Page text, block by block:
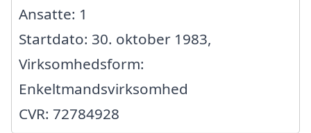
Ansatte: 1
Startdato: 30. oktober 1983,
Virksomhedsform:
Enkeltmandsvirksomhed
CVR: 72784928